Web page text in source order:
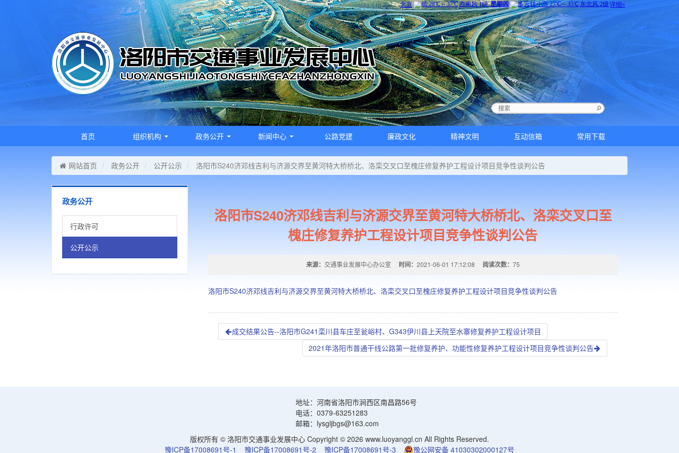
首页 组织机构 政务公开 新闻中心 公路党建 廉政文化 精神文明 互动信箱 常用下载
网站首页 政务公开 公开公示 洛阳市S240济邓线吉利与济源交界至黄河特大桥桥北、洛栾交叉口至槐庄修复养护工程设计项目竞争性谈判公告
政务公开
行政许可
公开公示
洛阳市S240济邓线吉利与济源交界至黄河特大桥桥北、洛栾交叉口至
槐庄修复养护工程设计项目竞争性谈判公告
来源： 交通事业发展中心办公室 时间： 2021-06-01 17:12:08 阅读次数： 75
洛阳市S240济邓线吉利与济源交界至黄河特大桥桥北、洛栾交叉口至槐庄修复养护工程设计项目竞争性谈判公告
成交结果公告--洛阳市G241栾川县车庄至瓮峪村、G343伊川县上天院至水寨修复养护工程设计项目
2021年洛阳市普通干线公路第一批修复养护、功能性修复养护工程设计项目竞争性谈判公告
地址：河南省洛阳市涧西区南昌路56号
电话：0379-63251283
邮箱：lysgljbgs@163.com
版权所有 © 洛阳市交通事业发展中心 Copyright © 2026 www.luoyanggl.cn All Rights Reserved.
豫ICP备17008691号-1
豫ICP备17008691号-2 豫ICP备17008691号-3 豫公网安备 41030302000127号